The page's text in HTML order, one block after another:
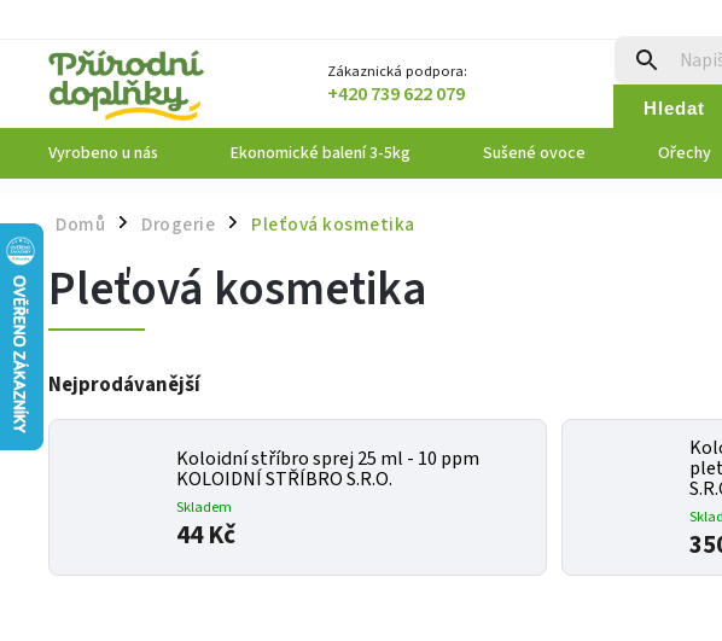
Zákaznická podpora:
+420 739 622 079 Hledat
Vyrobeno u nás Ekonomické balení 3-5kg Sušené ovoce Ořechy
Domů / Drogerie / Pleťová kosmetika
Pleťová kosmetika
Nejprodávanější
Koloidní stříbro sprej 25 ml - 10 ppm
KOLOIDNÍ STŘÍBRO S.R.O.
Skladem
44 Kč